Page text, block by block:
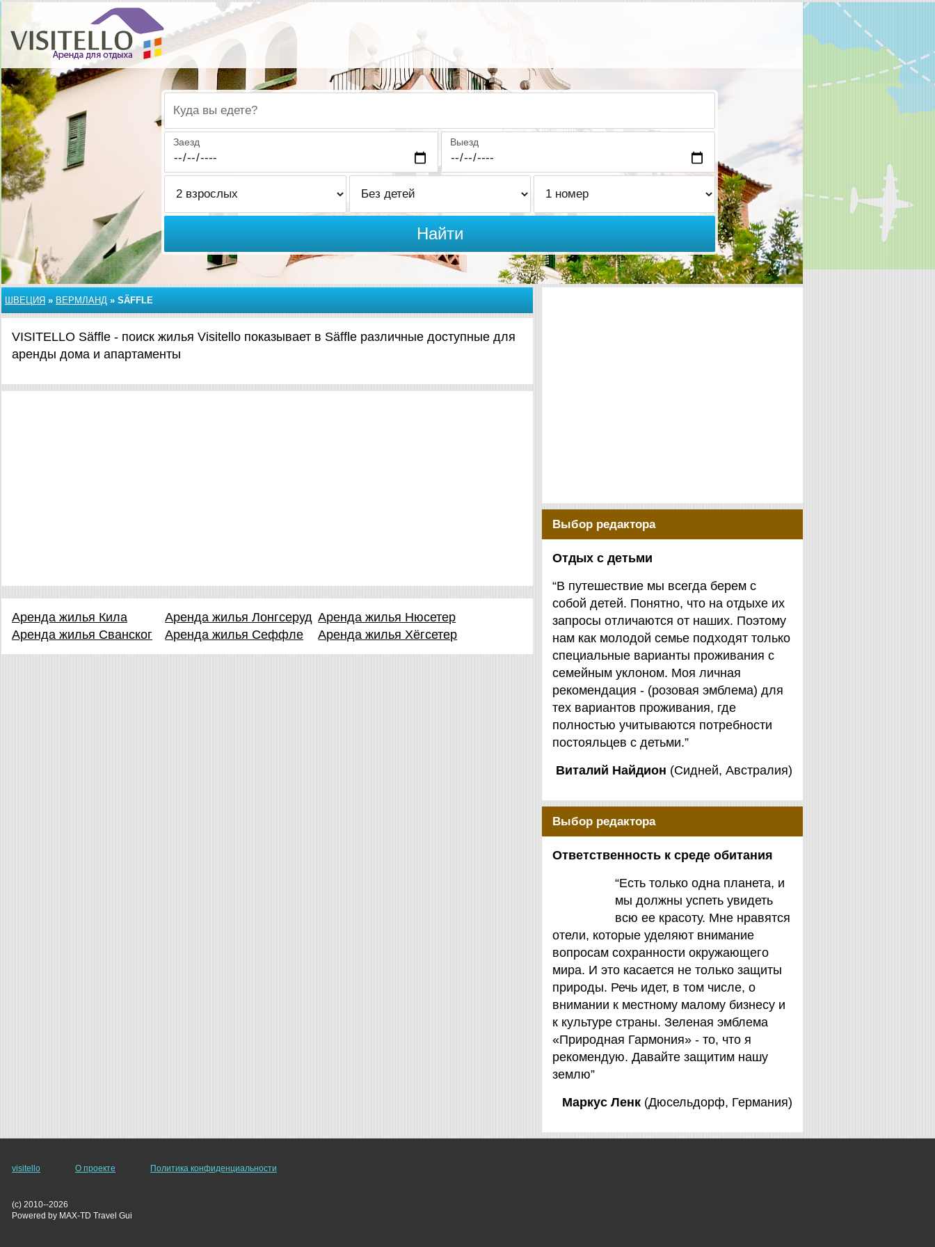
Куда вы едете?
Заезд Выезд
Найти
ШВЕЦИЯ » ВЕРМЛАНД » SÄFFLE
VISITELLO Säffle - поиск жилья Visitello показывает в Säffle различные доступные для
аренды дома и апартаменты
Аренда жилья Кила Аренда жилья Лонгсеруд Аренда жилья Нюсетер
Аренда жилья Сванског
Аренда жилья Сеффле Аренда жилья Хёгсетер
Выбор редактора
Отдых с детьми
“В путешествие мы всегда берем с
собой детей. Понятно, что на отдыхе их
запросы отличаются от наших. Поэтому
нам как молодой семье подходят только
специальные варианты проживания с
семейным уклоном. Моя личная
рекомендация - (розовая эмблема) для
тех вариантов проживания, где
полностью учитываются потребности
постояльцев с детьми.”
Виталий Найдион (Сидней, Австралия)
Выбор редактора
Ответственность к среде обитания
“Есть только одна планета, и
мы должны успеть увидеть
всю ее красоту. Мне нравятся
отели, которые уделяют внимание
вопросам сохранности окружающего
мира. И это касается не только защиты
природы. Речь идет, в том числе, о
внимании к местному малому бизнесу и
к культуре страны. Зеленая эмблема
«Природная Гармония» - то, что я
рекомендую. Давайте защитим нашу
землю”
Маркус Ленк (Дюсельдорф, Германия)
visitello О проекте Политика конфиденциальности
(c) 2010--2026
Powered by MAX-TD Travel Gui